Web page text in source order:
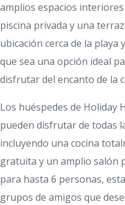
amplios espacios
piscina privada y una
ubicación cerca de la playa
que sea una opción ideal
disfrutar del encanto de la
Los huéspedes de Holiday
pueden disfrutar de todas
incluyendo una cocina
gratuita y un amplio salón
para hasta 6 personas,
grupos de amigos que